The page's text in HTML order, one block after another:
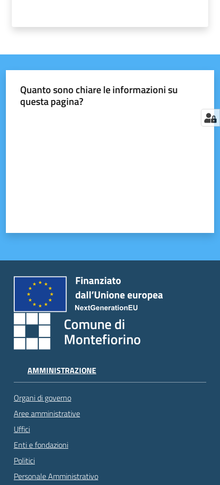
Quanto sono chiare le informazioni su
questa pagina?
Comune di
Montefiorino
AMMINISTRAZIONE
Organi di governo
Aree amministrative
Uffici
Enti e fondazioni
Politici
Personale Amministrativo